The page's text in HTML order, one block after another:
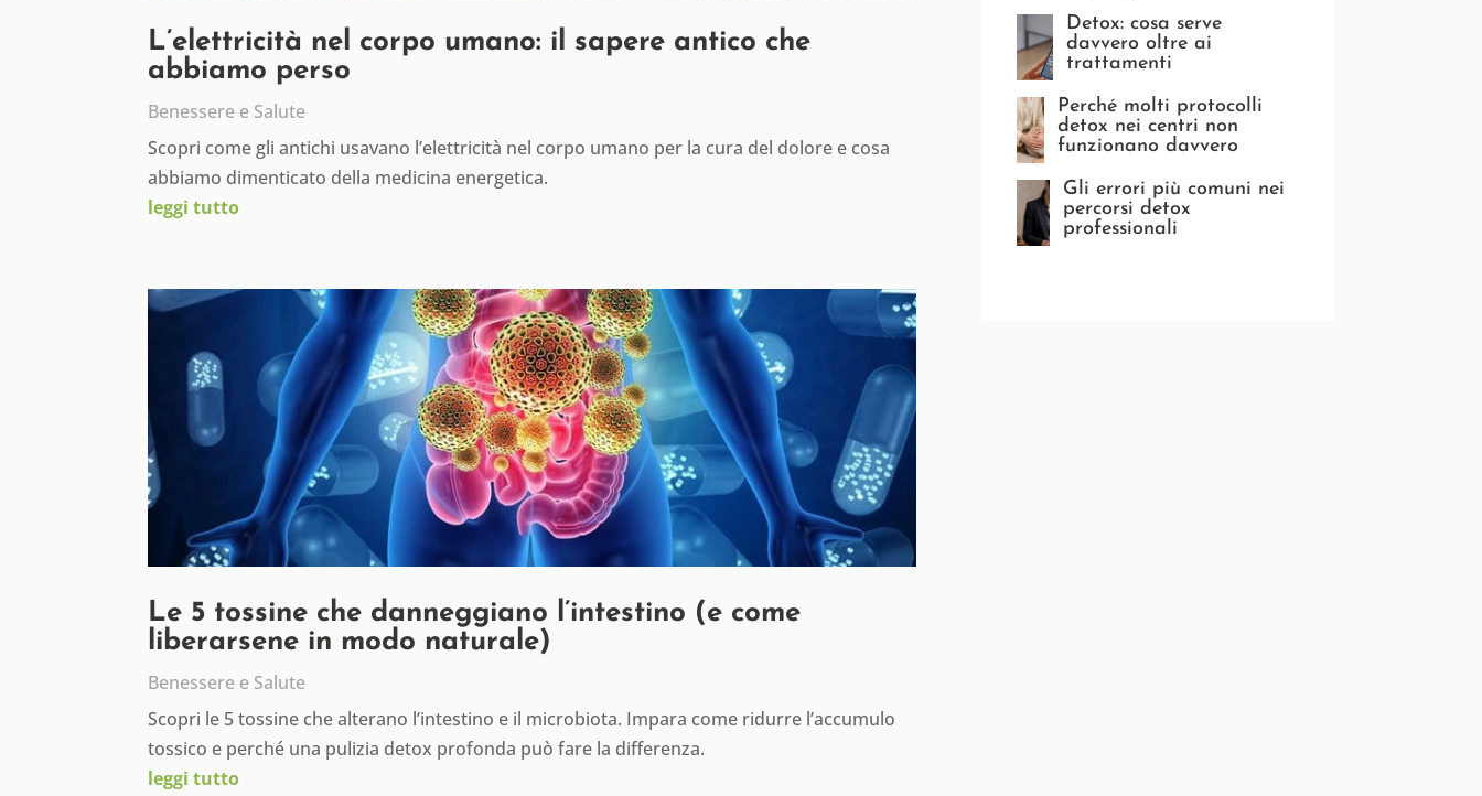
L’elettricità nel corpo umano: il sapere antico che
abbiamo perso
Benessere e Salute
Scopri come gli antichi usavano l’elettricità nel corpo umano per la cura del dolore e cosa
abbiamo dimenticato della medicina energetica.
leggi tutto
Le 5 tossine che danneggiano l’intestino (e come
liberarsene in modo naturale)
Benessere e Salute
Scopri le 5 tossine che alterano l’intestino e il microbiota. Impara come ridurre l’accumulo
tossico e perché una pulizia detox profonda può fare la differenza.
leggi tutto
Detox: cosa serve
davvero oltre ai
trattamenti
Perché molti protocolli
detox nei centri non
funzionano davvero
Gli errori più comuni nei
percorsi detox
professionali